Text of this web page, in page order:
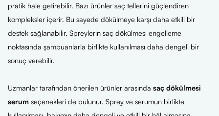
pratik hale getirebilir. Bazı ürünler saç tellerini güçlendiren
kompleksler içerir. Bu sayede dökülmeye karşı daha etkili bir
destek sağlanabilir. Spreylerin saç dökülmesi engelleme
noktasında şampuanlarla birlikte kullanılması daha dengeli bir
sonuç verebilir.
Uzmanlar tarafından önerilen ürünler arasında saç dökülmesi
serum seçenekleri de bulunur. Sprey ve serumun birlikte